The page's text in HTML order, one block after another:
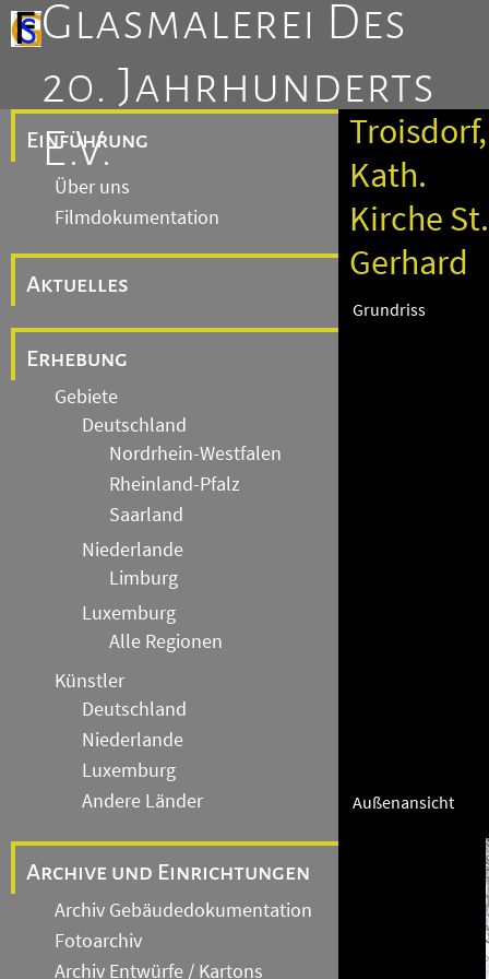
Glasmalerei Des
20. Jahrhunderts
E.V.
Einführung
Über uns
Filmdokumentation
Aktuelles
Erhebung
Gebiete
Deutschland
Nordrhein-Westfalen
Rheinland-Pfalz
Saarland
Niederlande
Limburg
Luxemburg
Alle Regionen
Künstler
Deutschland
Niederlande
Luxemburg
Andere Länder
Archive und Einrichtungen
Archiv Gebäudedokumentation
Fotoarchiv
Archiv Entwürfe / Kartons
Troisdorf,
Kath.
Kirche St.
Gerhard
Grundriss
Außenansicht